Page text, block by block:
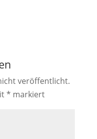
veröffentlicht.
* markiert